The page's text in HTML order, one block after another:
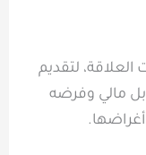
لتقديم
مالي وفرضه